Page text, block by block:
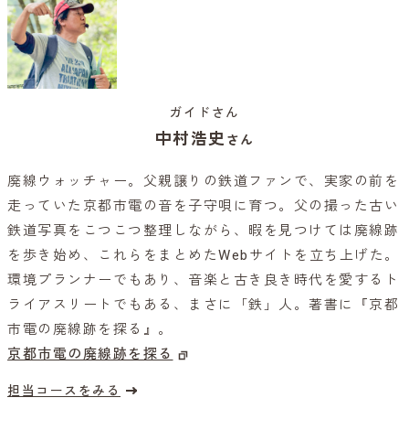
ガイドさん
中村浩史 さん
廃線ウォッチャー。父親譲りの鉄道ファンで、実家の前を
走っていた京都市電の音を子守唄に育つ。父の撮った古い
鉄道写真をこつこつ整理しながら、暇を見つけては廃線跡
を歩き始め、これらをまとめたWebサイトを立ち上げた。
環境プランナーでもあり、音楽と古き良き時代を愛するト
ライアスリートでもある、まさに「鉄」人。著書に『京都
市電の廃線跡を探る』。
京都市電の廃線跡を探る
担当コースをみる